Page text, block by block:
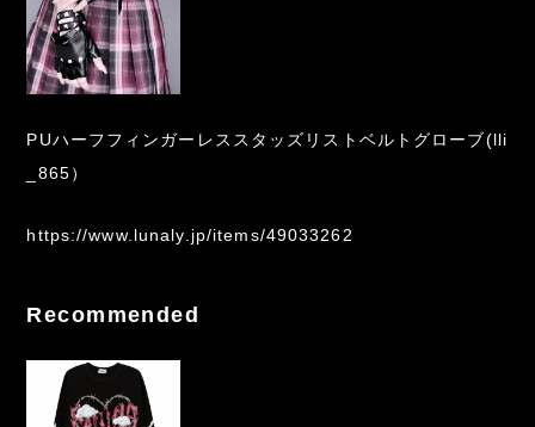
PUハーフフィンガーレススタッズリストベルトグローブ(lli
_865）
https://www.lunaly.jp/items/49033262
Recommended